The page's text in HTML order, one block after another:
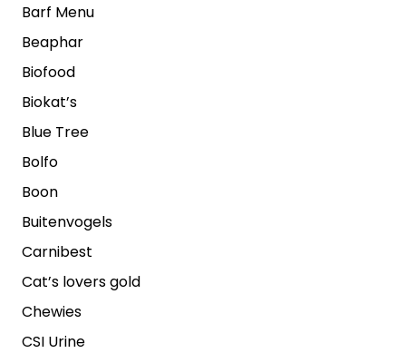
Barf Menu
Beaphar
Biofood
Biokat’s
Blue Tree
Bolfo
Boon
Buitenvogels
Carnibest
Cat’s lovers gold
Chewies
CSI Urine